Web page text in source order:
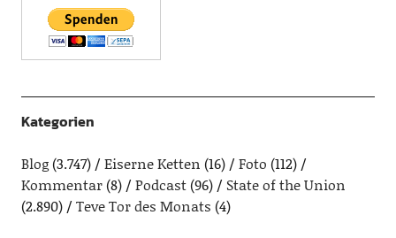
Kategorien
Blog(3.747) Eiserne Ketten (16) Foto (112)
Kommentar(8) Podcast(96)
State of the Union
(2.890)
Teve Tor des Monats (4)